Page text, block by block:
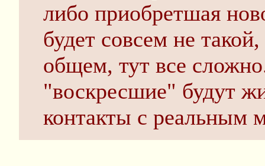
либо приобретшая
будет совсем не
общем, тут все
"воскресшие" будут
контакты с реальным